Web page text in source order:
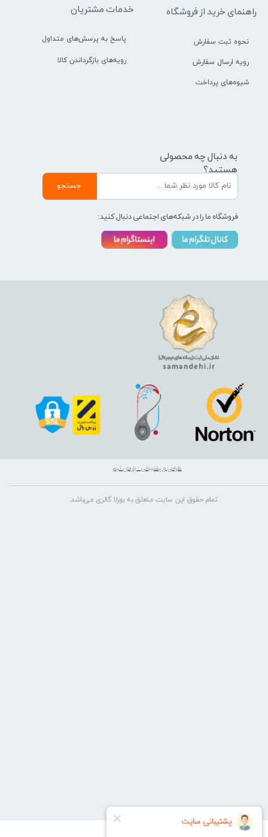
تمام حقوق این سایت متعلق به بورلا گالری می‌باشد.
طراحی و پشتیبانی : بارمان تیم
راهنمای خرید از فروشگاه
نحوه ثبت سفارش
رویه ارسال سفارش
شیوه‌های پرداخت
خدمات مشتریان
پاسخ به پرسش‌های متداول
رویه‌های بازگرداندن کالا
به دنبال چه محصولی
هستید؟
جستجو
فروشگاه ما را در شبکه‌های اجتماعی دنبال کنید: